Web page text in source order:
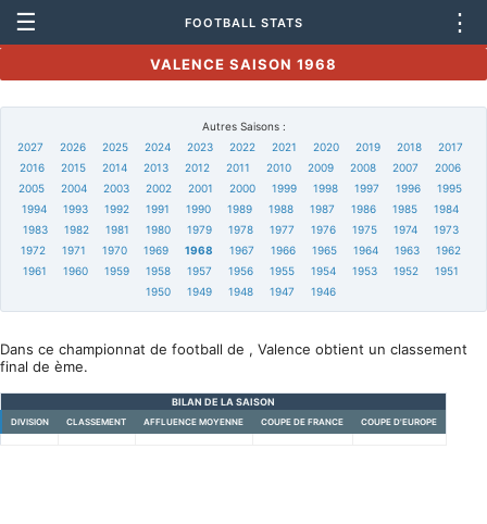
☰ FOOTBALL STATS ⋮
VALENCE SAISON 1968
Autres Saisons :
2027
2026 2025 2024 2023 2022 2021 2020 2019 2018
2017
2016
2015 2014 2013 2012 2011 2010 2009 2008 2007
2006
2005
2004 2003 2002 2001 2000 1999 1998 1997 1996
1995
1994
1993 1992 1991 1990 1989 1988 1987 1986 1985
1984
1983
1982 1981 1980 1979 1978 1977 1976 1975 1974
1973
1972
1971 1970 1969 1968 1967 1966 1965 1964 1963
1962
1961
1960 1959 1958 1957 1956 1955 1954 1953 1952
1951
1950
1949 1948 1947 1946
Dans ce championnat de football de , Valence obtient un classement
final de ème.
BILAN DE LA SAISON
DIVISION CLASSEMENT AFFLUENCE MOYENNE COUPE DE FRANCE COUPE D'EUROPE